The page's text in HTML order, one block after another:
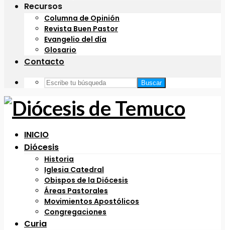
Recursos
Columna de Opinión
Revista Buen Pastor
Evangelio del día
Glosario
Contacto
Buscar
INICIO
Diócesis
Historia
Iglesia Catedral
Obispos de la Diócesis
Áreas Pastorales
Movimientos Apostólicos
Congregaciones
Curia